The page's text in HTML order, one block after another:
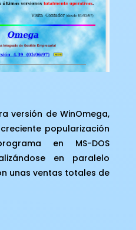
versión de WinOmega,
popularización
en MS-DOS
en paralelo
unas ventas totales de